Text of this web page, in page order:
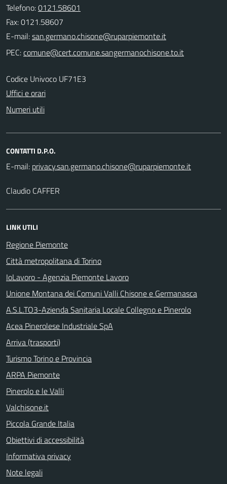
Telefono:0121.58601
Fax: 0121.58607
E-mail:
PEC:
Codice Univoco UF71E3
Uffici e orari
Numeri utili
CONTATTI D.P.O.
E-mail:
Claudio CAFFER
LINK UTILI
Regione Piemonte
Città metropolitana di Torino
IoLavoro - Agenzia Piemonte Lavoro
Unione Montana dei Comuni Valli Chisone e Germanasca
A.S.L.TO3-Azienda Sanitaria Locale Collegno e Pinerolo
Acea Pinerolese Industriale SpA
Arriva (trasporti)
Turismo Torino e Provincia
ARPA Piemonte
Pinerolo e le Valli
Valchisone.it
Piccola Grande Italia
Obiettivi di accessibilità
Informativa privacy
Note legali